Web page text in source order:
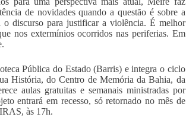
de novidades quando a questão é sobre a
discurso para justificar a violência. É melhor
nos extermínios ocorridos nas periferias. Em
Pública do Estado (Barris) e integra o ciclo
História, do Centro de Memória da Bahia, da
aulas gratuitas e semanais ministradas por
entrará em recesso, só retornado no mês de
às 17h.